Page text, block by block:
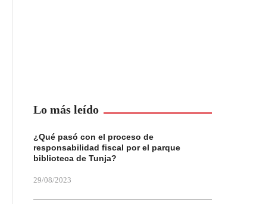
Lo más leído
¿Qué pasó con el proceso de
responsabilidad fiscal por el parque
biblioteca de Tunja?
29/08/2023